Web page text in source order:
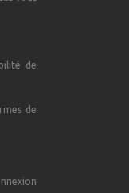
de
de